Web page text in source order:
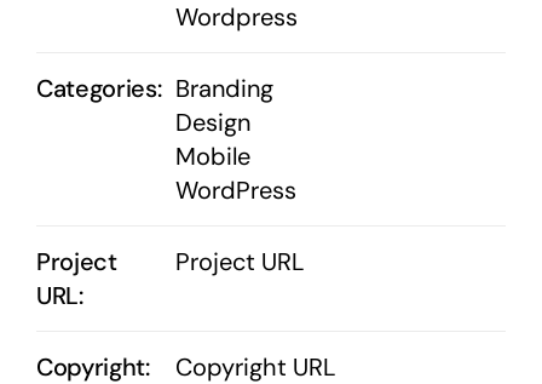
Wordpress
Categories: Branding
Design
Mobile
WordPress
Project
URL:
Project URL
Copyright: Copyright URL